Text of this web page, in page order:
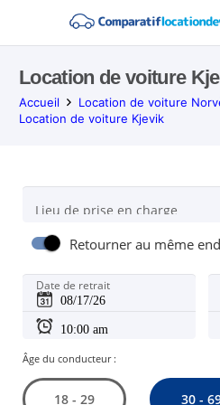
Location de voiture
Accueil
Location de voiture
Location de voiture Kjevik
Lieu de prise en charge
Retourner au même
Date de retrait
Âge du conducteur :
18 - 29 30 -